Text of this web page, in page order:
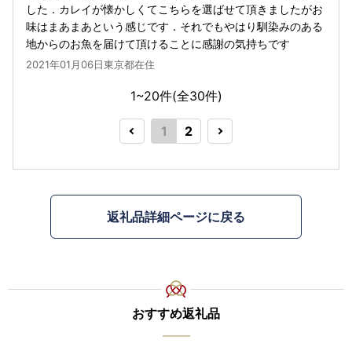
した．カレイが懐かしくてこちらを選ばせて頂きましたがお
味はまあまあという感じです．それでもやはり馴染みのある
地からのお魚を届けて頂けることに感謝の気持ちです
2021年01月06日東京都在住
1~20件(全30件)
1 2
返礼品詳細ページに戻る
おすすめ返礼品